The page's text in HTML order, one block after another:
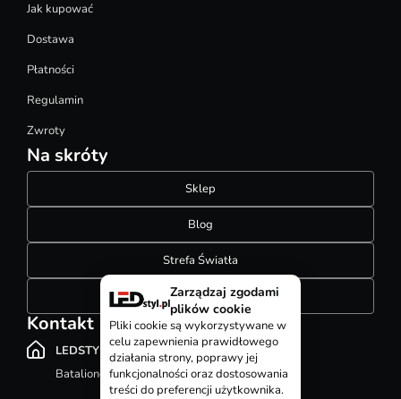
Jak kupować
Dostawa
Płatności
Regulamin
Zwroty
Na skróty
Sklep
Blog
Strefa Światła
Konfigurator szynoprzewodów
Kontakt
LEDSTYL.pl
Batalionów Chłopskich 12, 94-058 Łódź
Zarządzaj zgodami
plików cookie
Pliki cookie są wykorzystywane w
celu zapewnienia prawidłowego
działania strony, poprawy jej
funkcjonalności oraz dostosowania
treści do preferencji użytkownika.